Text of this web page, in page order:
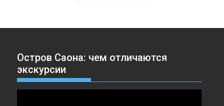
Остров Саона: чем отличаются
экскурсии